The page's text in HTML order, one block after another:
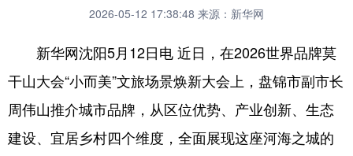
体育 视频 直播 无人机
地方频道
2026-05-12 17:38:48 来源：新华网
新华网沈阳5月12日电 近日，在2026世界品牌莫
干山大会“小而美”文旅场景焕新大会上，盘锦市副市长
周伟山推介城市品牌，从区位优势、产业创新、生态
建设、宜居乡村四个维度，全面展现这座河海之城的